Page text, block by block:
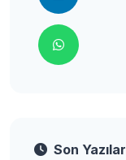
Son Yazılar